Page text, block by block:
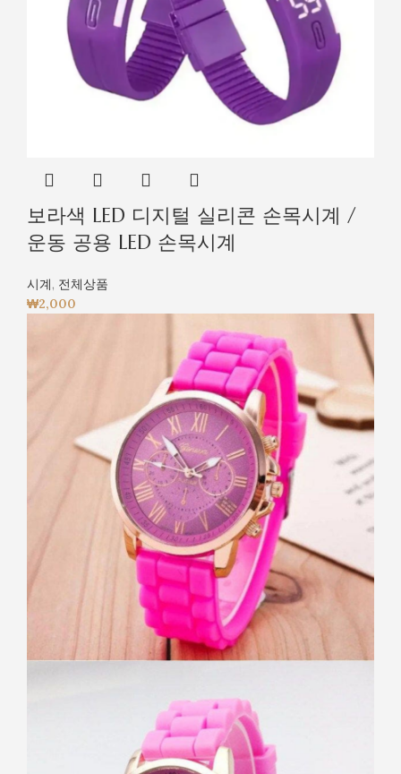
보라색 LED 디지털 실리콘 손목시계 /
운동 공용 LED 손목시계
시계, 전체상품
₩2,000